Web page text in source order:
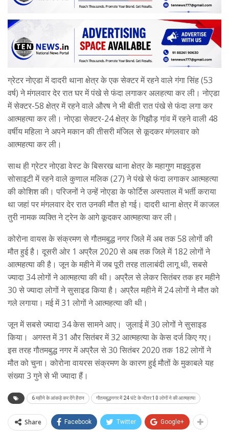
ग्रेटर नोएडा में दादरी थाना क्षेत्र के एक सेक्टर में रहने वाले गंगा सिंह (53
वर्ष) ने मंगलवार देर रात घर में पंखे से फंदा लगाकर अलहत्या कर ली। नोएडा
में सेक्टर-58 क्षेत्र में रहने वाले औरष ने भी बीती रात पंखे से फंदा लगा कर
आत्महत्या कर ली। नोएडा सेक्टर-24 क्षेत्र के गिझौड़ गांव में रहने वाली 48
वर्षीय महिला ने अपने मकान की तीसरी मंजिल से कूदकर मंगलवार को
आत्महत्या कर ली।
साथ ही ग्रेटर नोएडा वेस्ट के बिसरख थाना क्षेत्र के महागुण माइवुड्स
सोसाइटी में रहने वाले कुणाल मलिक (27) ने पंखे से फंदा लगाकर आत्महत्या
की कोशिश की। परिजनों ने उन्हें नोएडा के फोर्टिस अस्पताल में भर्ती कराया
था जहां पर मंगलवार देर रात उनकी मौत हो गई। दादरी थाना क्षेत्र में काजल
तुरी नामक व्यक्ति ने ट्रेन के आगे कूदकर आत्महत्या कर ली।
कोरोना वायस के संक्रमण से गौतमबुद्ध नगर जिले में अब तक 58 लोगों की
मौत हुई है। दूसरी ओर 1 अप्रैल 2020 से अब तक जिले में 182 लोगों ने
आत्महत्या की है। जून के महीने में जब पूरी तरह तालाबंदी लागू थी, सबसे
ज्यादा 34 लोगों ने आत्महत्या की थी। अप्रैल से लेकर सितंबर तक हर महीने
30 से ज्यादा लोगों ने सुसाइड किया है। अप्रैल महीने में 24 लोगों ने मौत को
गले लगाया। मई में 31 लोगों ने आत्महत्या की थी।
जून में सबसे ज्यादा 34 केस सामने आए। जुलाई में 30 लोगों ने सुसाइड
किया। अगस्त में 31 और सितंबर में 32 आत्महत्या के केस दर्ज किए गए।
इस तरह गौतमबुद्ध नगर में अप्रैल से 30 सितंबर 2020 तक 182 लोगों ने
मौत को चुना। कोरोना वायरस संक्रमण के कारण हुई मौतों के मुकाबले यह
संख्या 3 गुने से भी ज्यादा हैं।
6 महीने के आंकड़े कर देंगे हैरान गौतमबुद्धनगर में 24 घंटे के भीतर 10 लोगों ने की आत्महत्या
Share Facebook Twitter Google+